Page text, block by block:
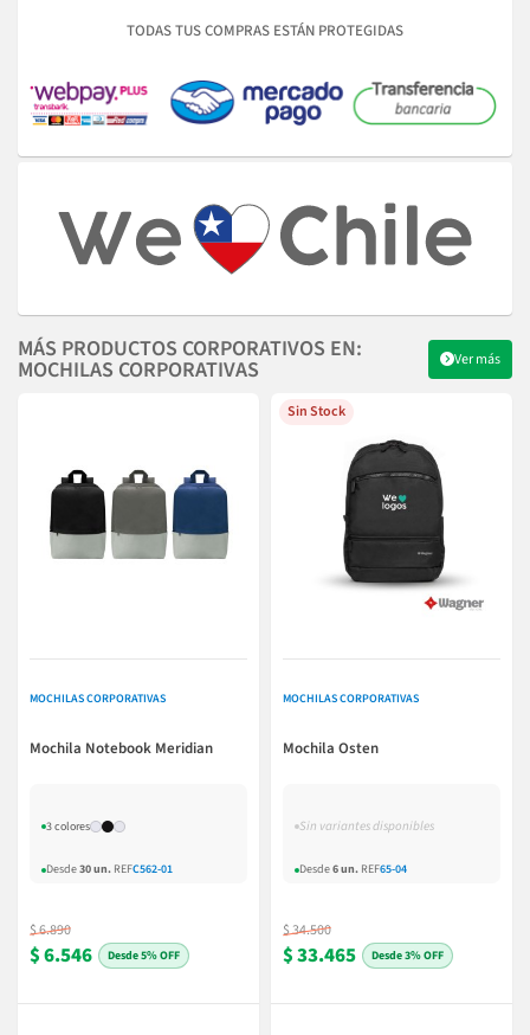
TODAS TUS COMPRAS ESTÁN PROTEGIDAS
MÁS PRODUCTOS CORPORATIVOS EN:
MOCHILAS CORPORATIVAS Ver más
MOCHILAS CORPORATIVAS
Mochila Notebook Meridian
3 colores
Desde30 un. REFC562-01
$ 6.890
$ 6.546 5% OFF
Sin Stock
MOCHILAS CORPORATIVAS
Mochila Osten
Sin variantes disponibles
Desde6 un. REF65-04
$ 34.500
$ 33.465 3% OFF